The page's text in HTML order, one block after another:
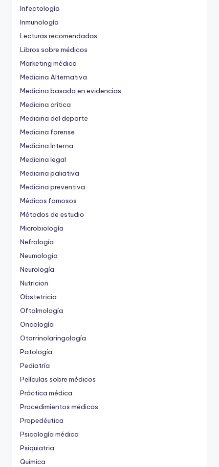
Infectología
Inmunología
Lecturas recomendadas
Libros sobre médicos
Marketing médico
Medicina Alternativa
Medicina basada en evidencias
Medicina crítica
Medicina del deporte
Medicina forense
Medicina Interna
Medicina legal
Medicina paliativa
Medicina preventiva
Médicos famosos
Métodos de estudio
Microbiología
Nefrología
Neumología
Neurología
Nutricion
Obstetricia
Oftalmología
Oncología
Otorrinolaringología
Patología
Pediatría
Películas sobre médicos
Práctica médica
Procedimientos médicos
Propedéutica
Psicología médica
Psiquiatria
Química